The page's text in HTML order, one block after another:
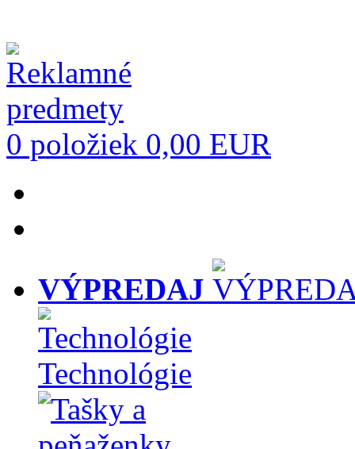
0 položiek 0,00 EUR
VÝPREDAJ
Technológie